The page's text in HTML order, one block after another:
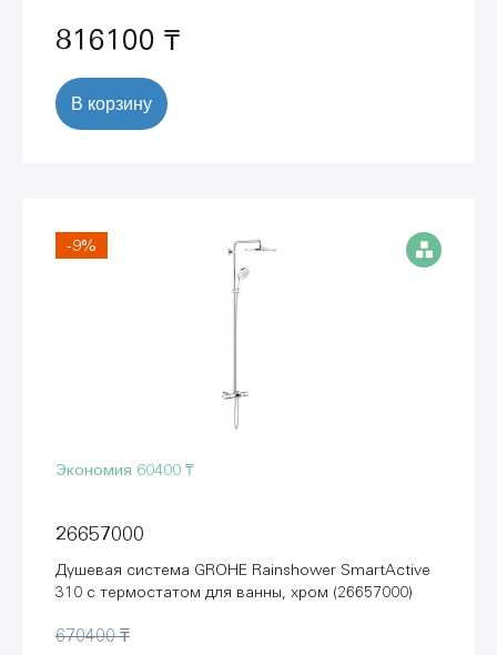
816100 ₸
В корзину
-9%
Экономия 60400 ₸
26657000
Душевая система GROHE Rainshower SmartActive
310 с термостатом для ванны, хром (26657000)
670400 ₸